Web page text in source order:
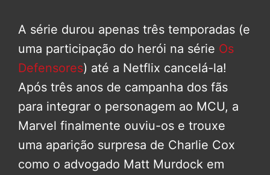
A série durou apenas três temporadas (e
uma participação do herói na série Os
Defensores) até a Netflix cancelá-la!
Após três anos de campanha dos fãs
para integrar o personagem ao MCU, a
Marvel finalmente ouviu-os e trouxe
uma aparição surpresa de Charlie Cox
como o advogado Matt Murdock em